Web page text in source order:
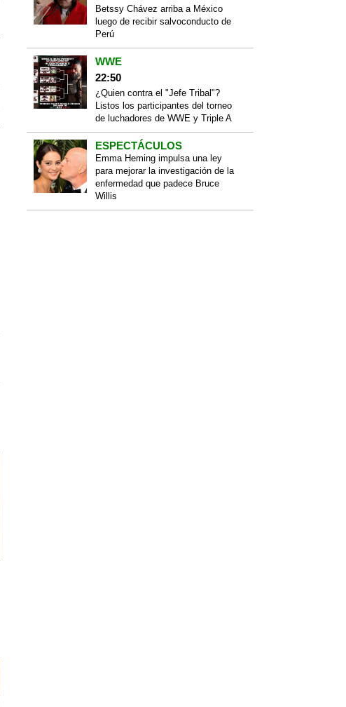
Betssy Chávez arriba a México
luego de recibir salvoconducto de
Perú
WWE
22:50
¿Quien contra el "Jefe Tribal"?
Listos los participantes del torneo
de luchadores de WWE y Triple A
ESPECTÁCULOS
Emma Heming impulsa una ley
para mejorar la investigación de la
enfermedad que padece Bruce
Willis